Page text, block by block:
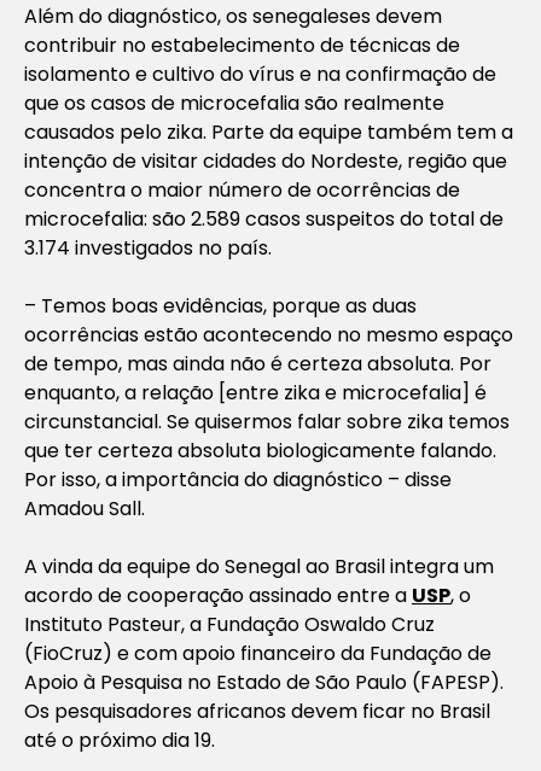
Além do diagnóstico, os senegaleses devem
contribuir no estabelecimento de técnicas de
isolamento e cultivo do vírus e na confirmação de
que os casos de microcefalia são realmente
causados pelo zika. Parte da equipe também tem a
intenção de visitar cidades do Nordeste, região que
concentra o maior número de ocorrências de
microcefalia: são 2.589 casos suspeitos do total de
3.174 investigados no país.
– Temos boas evidências, porque as duas
ocorrências estão acontecendo no mesmo espaço
de tempo, mas ainda não é certeza absoluta. Por
enquanto, a relação [entre zika e microcefalia] é
circunstancial. Se quisermos falar sobre zika temos
que ter certeza absoluta biologicamente falando.
Por isso, a importância do diagnóstico – disse
Amadou Sall.
A vinda da equipe do Senegal ao Brasil integra um
acordo de cooperação assinado entre a USP, o
Instituto Pasteur, a Fundação Oswaldo Cruz
(FioCruz) e com apoio financeiro da Fundação de
Apoio à Pesquisa no Estado de São Paulo (FAPESP).
Os pesquisadores africanos devem ficar no Brasil
até o próximo dia 19.